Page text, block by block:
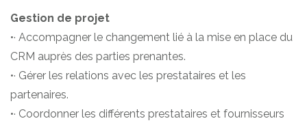
Gestion de projet
•· Accompagner le changement lié à la mise en place du
CRM auprès des parties prenantes.
•· Gérer les relations avec les prestataires et les
partenaires.
•· Coordonner les différents prestataires et fournisseurs